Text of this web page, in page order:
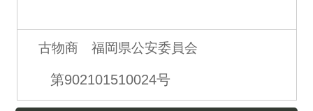
古物商 福岡県公安委員会
第902101510024号